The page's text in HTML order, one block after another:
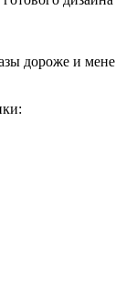
дороже и